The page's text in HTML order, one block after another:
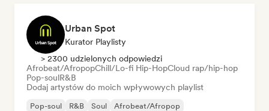
Urban Spot
Kurator Playlisty
> 2300 udzielonych odpowiedzi
Afrobeat/AfropopChill/Lo-fi Hip-HopCloud rap/hip-hop
Pop-soulR&B
Dodaj artystów do moich wpływowych playlist
Pop-soul R&B Soul
Afrobeat/Afropop